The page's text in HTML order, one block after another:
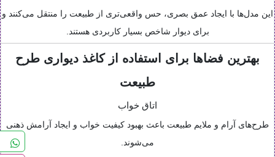
این مدل‌ها با ایجاد عمق بصری، حس واقعی‌تری از طبیعت را منتقل می‌کنند و
برای دیوار شاخص بسیار کاربردی هستند.
بهترین فضاها برای استفاده از کاغذ دیواری طرح
طبیعت
اتاق خواب
طرح‌های آرام و ملایم طبیعت باعث بهبود کیفیت خواب و ایجاد آرامش ذهنی
می‌شوند.